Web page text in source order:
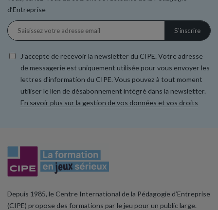
d’Entreprise
J’accepte de recevoir la newsletter du CIPE. Votre adresse
de messagerie est uniquement utilisée pour vous envoyer les
lettres d'information du CIPE. Vous pouvez à tout moment
utiliser le lien de désabonnement intégré dans la newsletter.
En savoir plus sur la gestion de vos données et vos droits
Depuis 1985, le Centre International de la Pédagogie d’Entreprise
(CIPE) propose des formations par le jeu pour un public large.